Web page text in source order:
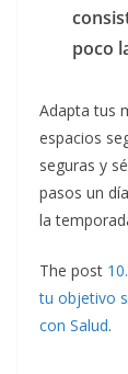
poco
Adapta tus
espacios
seguras y
pasos un
la
The post
tu objetivo
con Salud.